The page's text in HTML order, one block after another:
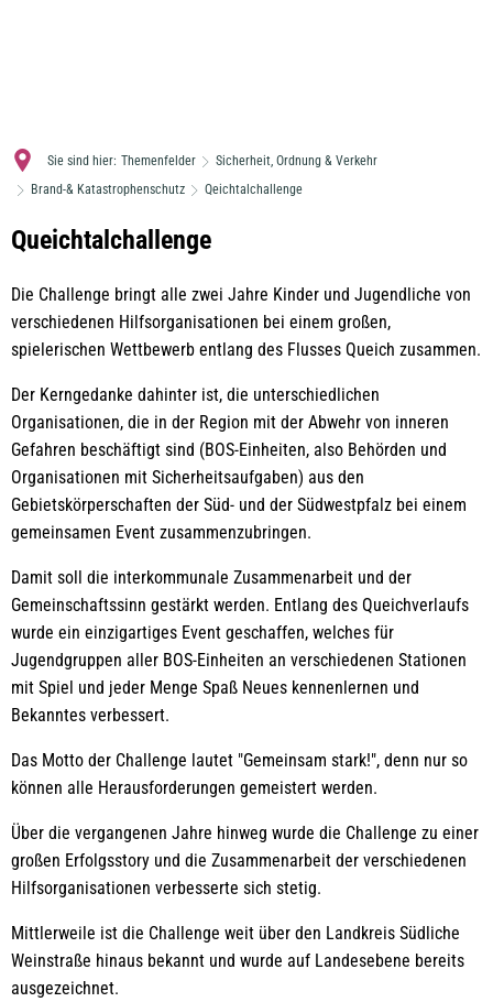
Sie sind hier: Themenfelder
Sicherheit, Ordnung & Verkehr
Brand-& Katastrophenschutz
Qeichtalchallenge
Qeichtalchallenge
Queichtalchallenge
Die Challenge bringt alle zwei Jahre Kinder und Jugendliche von
verschiedenen Hilfsorganisationen bei einem großen,
spielerischen Wettbewerb entlang des Flusses Queich zusammen.
Der Kerngedanke dahinter ist, die unterschiedlichen
Organisationen, die in der Region mit der Abwehr von inneren
Gefahren beschäftigt sind (BOS-Einheiten, also Behörden und
Organisationen mit Sicherheitsaufgaben) aus den
Gebietskörperschaften der Süd- und der Südwestpfalz bei einem
gemeinsamen Event zusammenzubringen.
Damit soll die interkommunale Zusammenarbeit und der
Gemeinschaftssinn gestärkt werden. Entlang des Queichverlaufs
wurde ein einzigartiges Event geschaffen, welches für
Jugendgruppen aller BOS-Einheiten an verschiedenen Stationen
mit Spiel und jeder Menge Spaß Neues kennenlernen und
Bekanntes verbessert.
Das Motto der Challenge lautet "Gemeinsam stark!", denn nur so
können alle Herausforderungen gemeistert werden.
Über die vergangenen Jahre hinweg wurde die Challenge zu einer
großen Erfolgsstory und die Zusammenarbeit der verschiedenen
Hilfsorganisationen verbesserte sich stetig.
Mittlerweile ist die Challenge weit über den Landkreis Südliche
Weinstraße hinaus bekannt und wurde auf Landesebene bereits
ausgezeichnet.